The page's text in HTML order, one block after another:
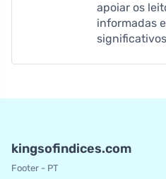
apoiar os
informadas
kingsofindices.com
Footer - PT